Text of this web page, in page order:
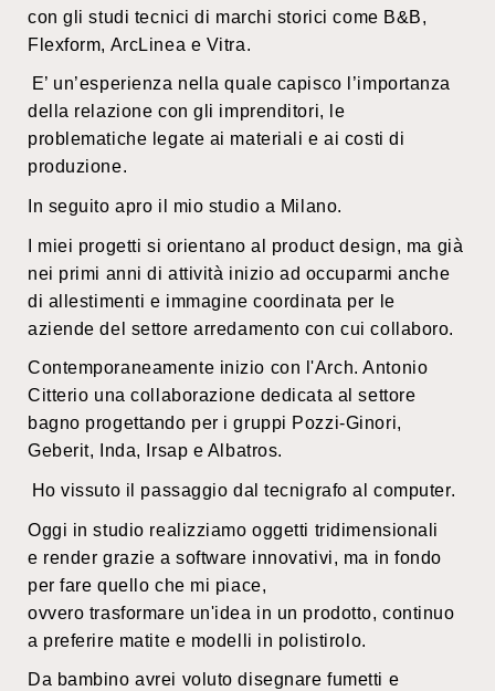
con gli studi tecnici di marchi storici come B&B,
Flexform, ArcLinea e Vitra.
E’ un’esperienza nella quale capisco l’importanza
della relazione con gli imprenditori, le
problematiche legate ai materiali e ai costi di
produzione.
In seguito apro il mio studio a Milano.
I miei progetti si orientano al product design, ma già
nei primi anni di attività inizio ad occuparmi anche
di allestimenti e immagine coordinata per le
aziende del settore arredamento con cui collaboro.
Contemporaneamente inizio con l'Arch. Antonio
Citterio una collaborazione dedicata al settore
bagno progettando per i gruppi Pozzi-Ginori,
Geberit, Inda, Irsap e Albatros.
Ho vissuto il passaggio dal tecnigrafo al computer.
Oggi in studio realizziamo oggetti tridimensionali
e render grazie a software innovativi, ma in fondo
per fare quello che mi piace,
ovvero trasformare un'idea in un prodotto, continuo
a preferire matite e modelli in polistirolo.
Da bambino avrei voluto disegnare fumetti e